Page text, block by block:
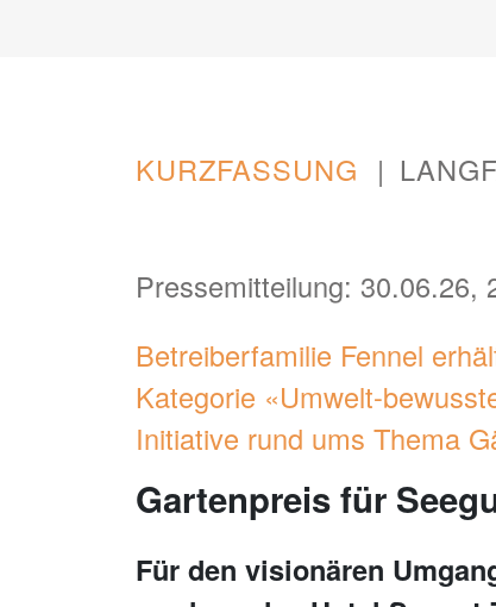
KURZFASSUNG
Pressemitteilung: 30.06.26,
Betreiberfamilie Fennel
Kategorie «Umwelt-
Initiative rund ums Thema
Gartenpreis für
Für den visionären